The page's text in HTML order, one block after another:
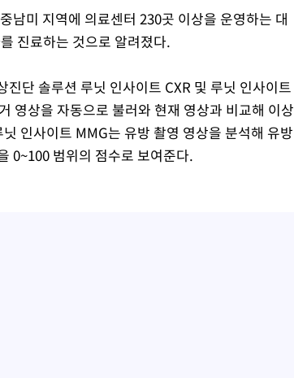
남미 지역에 의료센터 230곳 이상을 운영하는 대
진료하는 것으로 알려졌다.
단 솔루션 루닛 인사이트 CXR 및 루닛 인사이트
영상을 자동으로 불러와 현재 영상과 비교해 이상
인사이트 MMG는 유방 촬영 영상을 분석해 유방
0~100 범위의 점수로 보여준다.